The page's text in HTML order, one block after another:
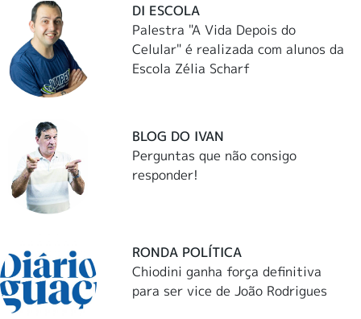
DI ESCOLA
Palestra "A Vida Depois do
Celular" é realizada com alunos da
Escola Zélia Scharf
BLOG DO IVAN
Perguntas que não consigo
responder!
RONDA POLÍTICA
Chiodini ganha força definitiva
para ser vice de João Rodrigues